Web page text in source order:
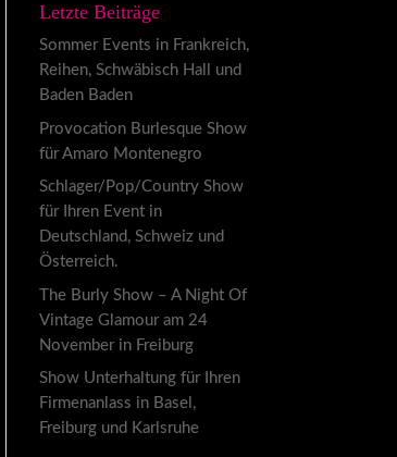
Letzte Beiträge
Sommer Events in Frankreich,
Reihen, Schwäbisch Hall und
Baden Baden
Provocation Burlesque Show
für Amaro Montenegro
Schlager/Pop/Country Show
für Ihren Event in
Deutschland, Schweiz und
Österreich.
The Burly Show – A Night Of
Vintage Glamour am 24
November in Freiburg
Show Unterhaltung für Ihren
Firmenanlass in Basel,
Freiburg und Karlsruhe